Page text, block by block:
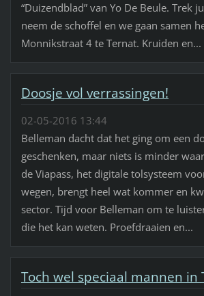
“Duizendblad” van Yo De Beule. Trek
neem de schoffel en we gaan samen
Monnikstraat 4 te Ternat. Kruiden en...
Doosje vol verrassingen!
02-05-2016 13:44
Belleman dacht dat het ging om een
geschenken, maar niets is minder
de Viapass, het digitale tolsysteem
wegen, brengt heel wat kommer en
sector. Tijd voor Belleman om te
die het kan weten. Proefdraaien en...
Toch wel speciaal mannen in